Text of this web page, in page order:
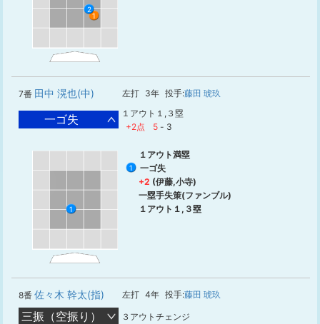
1
2
7番 田中 滉也(中) 左打 3年 投手:藤田 琥玖
一ゴ失
１アウト１,３塁
+2点
5 - 3
1
１アウト満塁
1
一ゴ失
+2 (伊藤,小寺)
一塁手失策(ファンブル)
１アウト１,３塁
8番 佐々木 幹太(指) 左打 4年 投手:藤田 琥玖
三振（空振り） ３アウトチェンジ